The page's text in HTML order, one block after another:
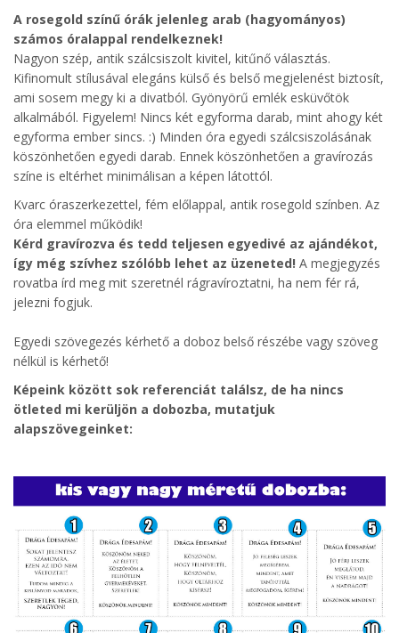
A rosegold színű órák jelenleg arab (hagyományos)
számos óralappal rendelkeznek!
Nagyon szép, antik szálcsiszolt kivitel, kitűnő választás.
Kifinomult stílusával elegáns külső és belső megjelenést biztosít,
ami sosem megy ki a divatból. Gyönyörű emlék esküvőtök
alkalmából. Figyelem! Nincs két egyforma darab, mint ahogy két
egyforma ember sincs. :) Minden óra egyedi szálcsiszolásának
köszönhetően egyedi darab. Ennek köszönhetően a gravírozás
színe is eltérhet minimálisan a képen látottól.
Kvarc óraszerkezettel, fém előlappal, antik rosegold színben. Az
óra elemmel működik!
Kérd gravírozva és tedd teljesen egyedivé az ajándékot,
így még szívhez szólóbb lehet az üzeneted! A megjegyzés
rovatba írd meg mit szeretnél rágravíroztatni, ha nem fér rá,
jelezni fogjuk.
Egyedi szövegezés kérhető a doboz belső részébe vagy szöveg
nélkül is kérhető!
Képeink között sok referenciát találsz, de ha nincs
ötleted mi kerüljön a dobozba, mutatjuk
alapszövegeinket: